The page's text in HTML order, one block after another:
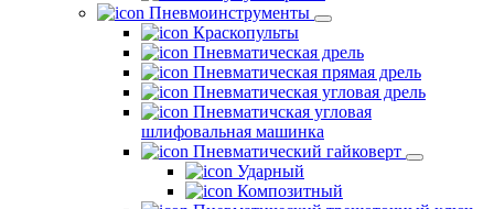
Пневмоинструменты
Краскопульты
Пневматическая дрель
Пневматическая прямая дрель
Пневматическая угловая дрель
Пневматичская угловая
шлифовальная машинка
Пневматический гайковерт
Ударный
Композитный